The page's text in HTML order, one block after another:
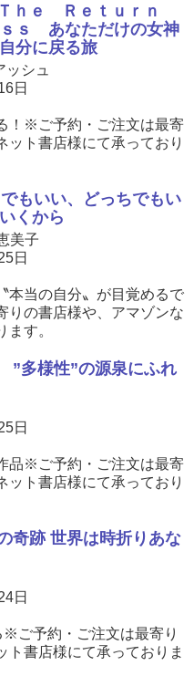
ｈｅ Ｒｅｔｕｒｎ
ｓ あなただけの女神
分に戻る旅
ッシュ
日
！※ご予約・ご注文は最寄
ット書店様にて承っており
もいい、どっちでもい
くから
美子
日
本当の自分〟が目覚めるで
りの書店様や、アマゾンな
す。
”多様性”の源泉にふれ
日
品※ご予約・ご注文は最寄
ット書店様にて承っており
奇跡 世界は時折りあな
日
※ご予約・ご注文は最寄り
ト書店様にて承っておりま